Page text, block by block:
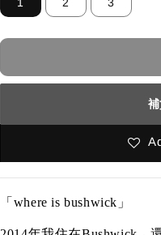
「where is bushwick」